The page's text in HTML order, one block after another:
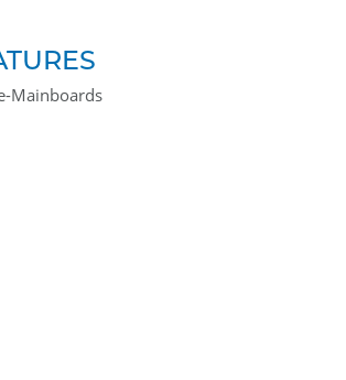
Mainboards